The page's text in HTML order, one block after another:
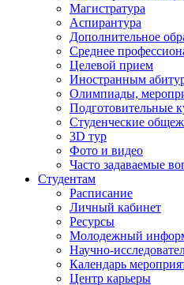
Магистратура
Аспирантура
Дополнительное
Среднее
Целевой прием
Иностранным
Олимпиады,
Подготовительные
Студенческие
3D тур
Фото и видео
Часто задаваемые
Студентам
Расписание
Личный кабинет
Ресурсы
Молодежный
Научно-
Календарь
Центр карьеры